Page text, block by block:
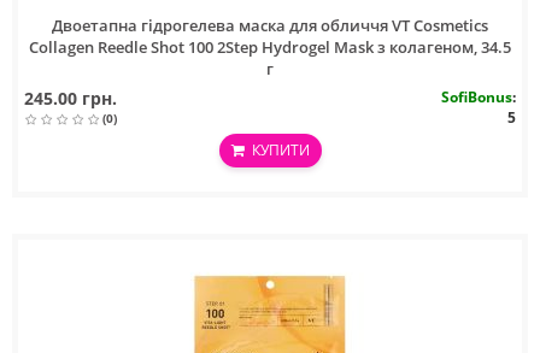
Двоетапна гідрогелева маска для обличчя VT Cosmetics
Collagen Reedle Shot 100 2Step Hydrogel Mask з колагеном, 34.5
г
245.00 грн.
(0)
SofiBonus:
5
КУПИТИ